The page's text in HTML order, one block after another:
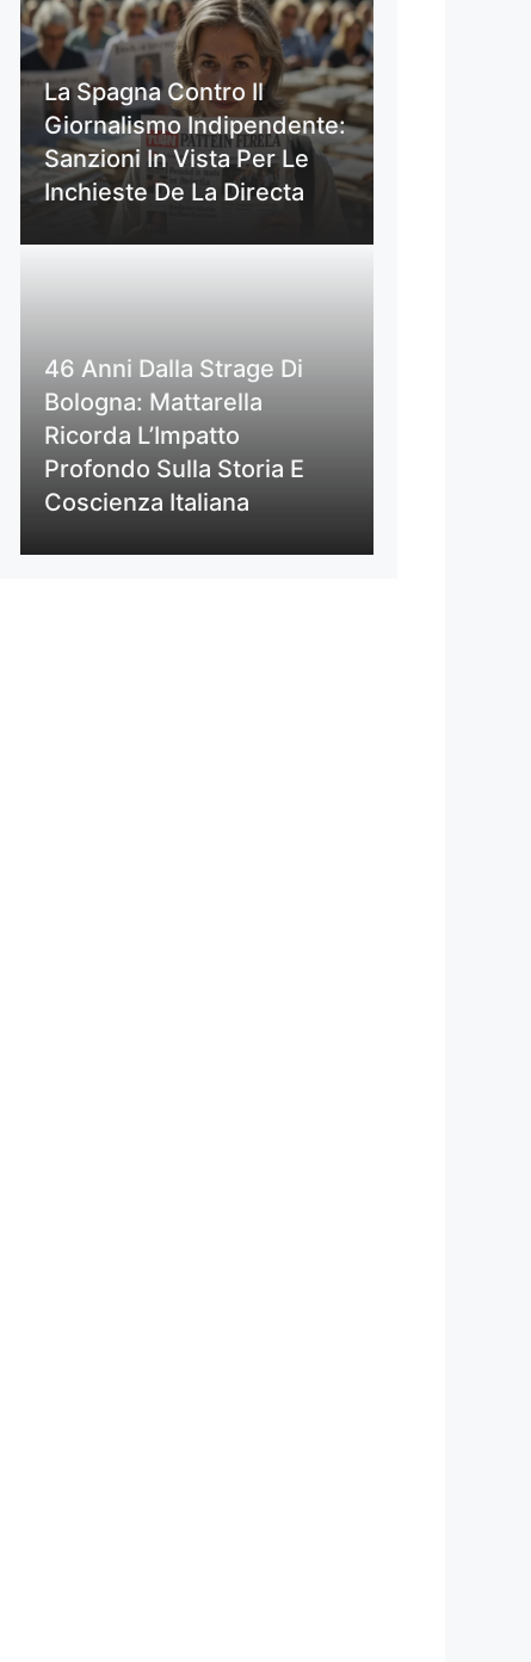
La Spagna Contro Il
Giornalismo Indipendente:
Sanzioni In Vista Per Le
Inchieste De La Directa
46 Anni Dalla Strage Di
Bologna: Mattarella
Ricorda L’Impatto
Profondo Sulla Storia E
Coscienza Italiana